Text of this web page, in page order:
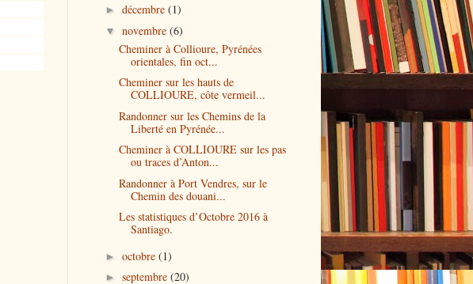
► décembre (1)
▼ novembre (6)
Cheminer à Collioure, Pyrénées
orientales, fin oct...
Cheminer sur les hauts de
COLLIOURE, côte vermeil...
Randonner sur les Chemins de la
Liberté en Pyrénée...
Cheminer à COLLIOURE sur les pas
ou traces d’Anton...
Randonner à Port Vendres, sur le
Chemin des douani...
Les statistiques d’Octobre 2016 à
Santiago.
► octobre (1)
► septembre (20)